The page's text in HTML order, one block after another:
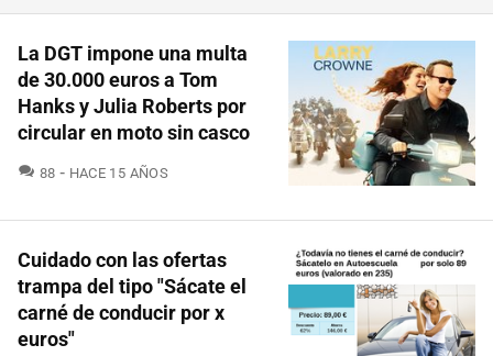
La DGT impone una multa
de 30.000 euros a Tom
Hanks y Julia Roberts por
circular en moto sin casco
88 COMENTARIOS
HACE 15 AÑOS
Cuidado con las ofertas
trampa del tipo "Sácate el
carné de conducir por x
euros"